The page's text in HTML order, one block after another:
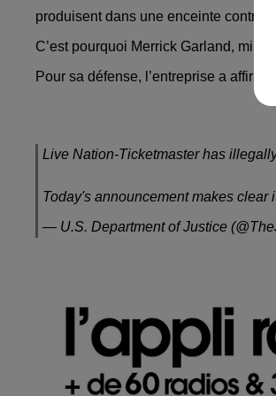
produisent dans une enceinte
C’est pourquoi Merrick Garland,
Pour sa défense, l’entreprise a
Live Nation-Ticketmaster has
Today's announcement makes clear
— U.S. Department of Justice